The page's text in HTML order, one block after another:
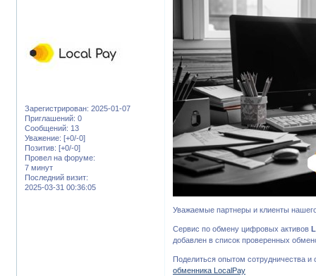
Зарегистрирован: 2025-01-07
Приглашений: 0
Сообщений: 13
Уважение: [+0/-0]
Позитив: [+0/-0]
Провел на форуме:
7 минут
Последний визит:
2025-03-31 00:36:05
Уважаемые партнеры и клиенты
Сервис по обмену цифровых активов
добавлен в список проверенных
Поделиться опытом сотрудничества
обменника LocalPay